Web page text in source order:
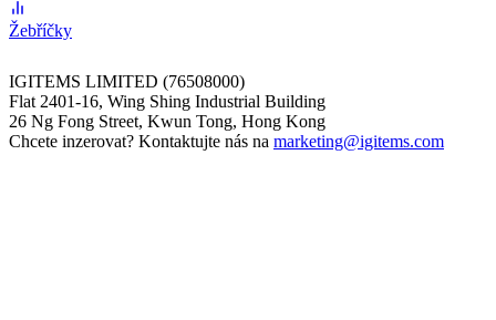
Žebříčky
IGITEMS LIMITED (76508000)
Flat 2401-16, Wing Shing Industrial Building
26 Ng Fong Street, Kwun Tong, Hong Kong
Chcete inzerovat? Kontaktujte nás na marketing@igitems.com